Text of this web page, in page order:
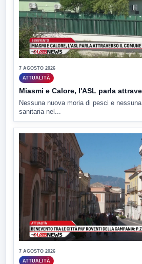
7 AGOSTO 2026
ATTUALITÀ
Miasmi e Calore, l'ASL parla
Nessuna nuova moria di pesci e
sanitaria nel...
7 AGOSTO 2026
ATTUALITÀ